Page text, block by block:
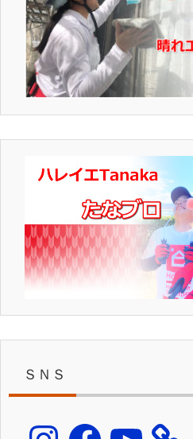
ＳＮＳ
InstagramFacebookYouTube